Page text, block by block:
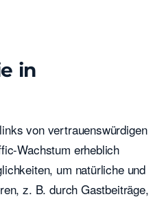
in
von vertrauenswürdigen
Wachstum erheblich
um natürliche und
z. B. durch Gastbeiträge,